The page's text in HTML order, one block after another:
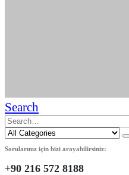
Search
Sorularınız için bizi arayabilirsiniz:
+90 216 572 8188